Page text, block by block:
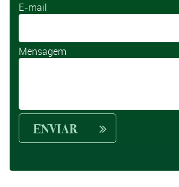
E-mail
Mensagem
ENVIAR